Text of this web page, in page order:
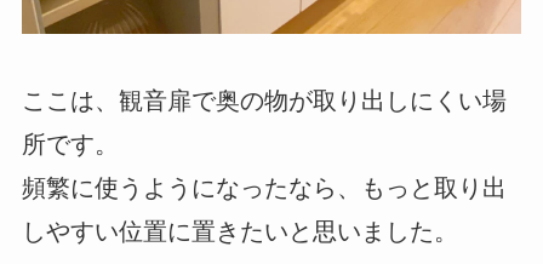
ここは、観音扉で奥の物が取り出しにくい場
所です。
頻繁に使うようになったなら、もっと取り出
しやすい位置に置きたいと思いました。